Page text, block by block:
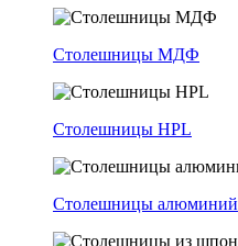
Столешницы МДФ
Столешницы HPL
Столешницы алюминий